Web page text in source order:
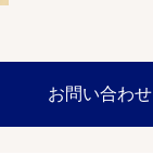
お問い合わせ